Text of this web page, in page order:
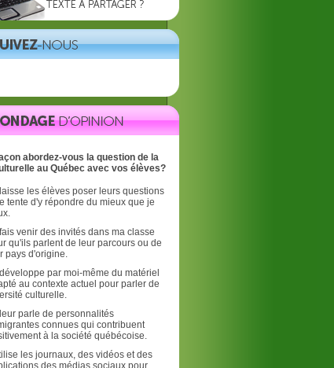
abordez-vous la question de la
au Québec avec vos élèves?
les élèves poser leurs questions
tente d'y répondre du mieux que je
venir des invités dans ma classe
qu'ils parlent de leur parcours ou de
pays d'origine.
par moi-même du matériel
au contexte actuel pour parler de
culturelle.
parle de personnalités
connues qui contribuent
à la société québécoise.
les journaux, des vidéos et des
des médias sociaux pour